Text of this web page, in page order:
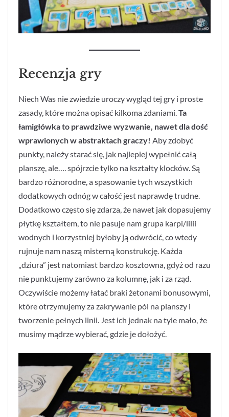
Recenzja gry
Niech Was nie zwiedzie uroczy wygląd tej gry i proste
zasady, które można opisać kilkoma zdaniami. Ta
łamigłówka to prawdziwe wyzwanie, nawet dla dość
wprawionych w abstraktach graczy! Aby zdobyć
punkty, należy starać się, jak najlepiej wypełnić całą
planszę, ale…. spójrzcie tylko na kształty klocków. Są
bardzo różnorodne, a spasowanie tych wszystkich
dodatkowych odnóg w całość jest naprawdę trudne.
Dodatkowo często się zdarza, że nawet jak dopasujemy
płytkę kształtem, to nie pasuje nam grupa karpi/lilii
wodnych i korzystniej byłoby ją odwrócić, co wtedy
rujnuje nam naszą misterną konstrukcję. Każda
„dziura” jest natomiast bardzo kosztowna, gdyż od razu
nie punktujemy zarówno za kolumnę, jak i za rząd.
Oczywiście możemy łatać braki żetonami bonusowymi,
które otrzymujemy za zakrywanie pól na planszy i
tworzenie pełnych linii. Jest ich jednak na tyle mało, że
musimy mądrze wybierać, gdzie je dołożyć.